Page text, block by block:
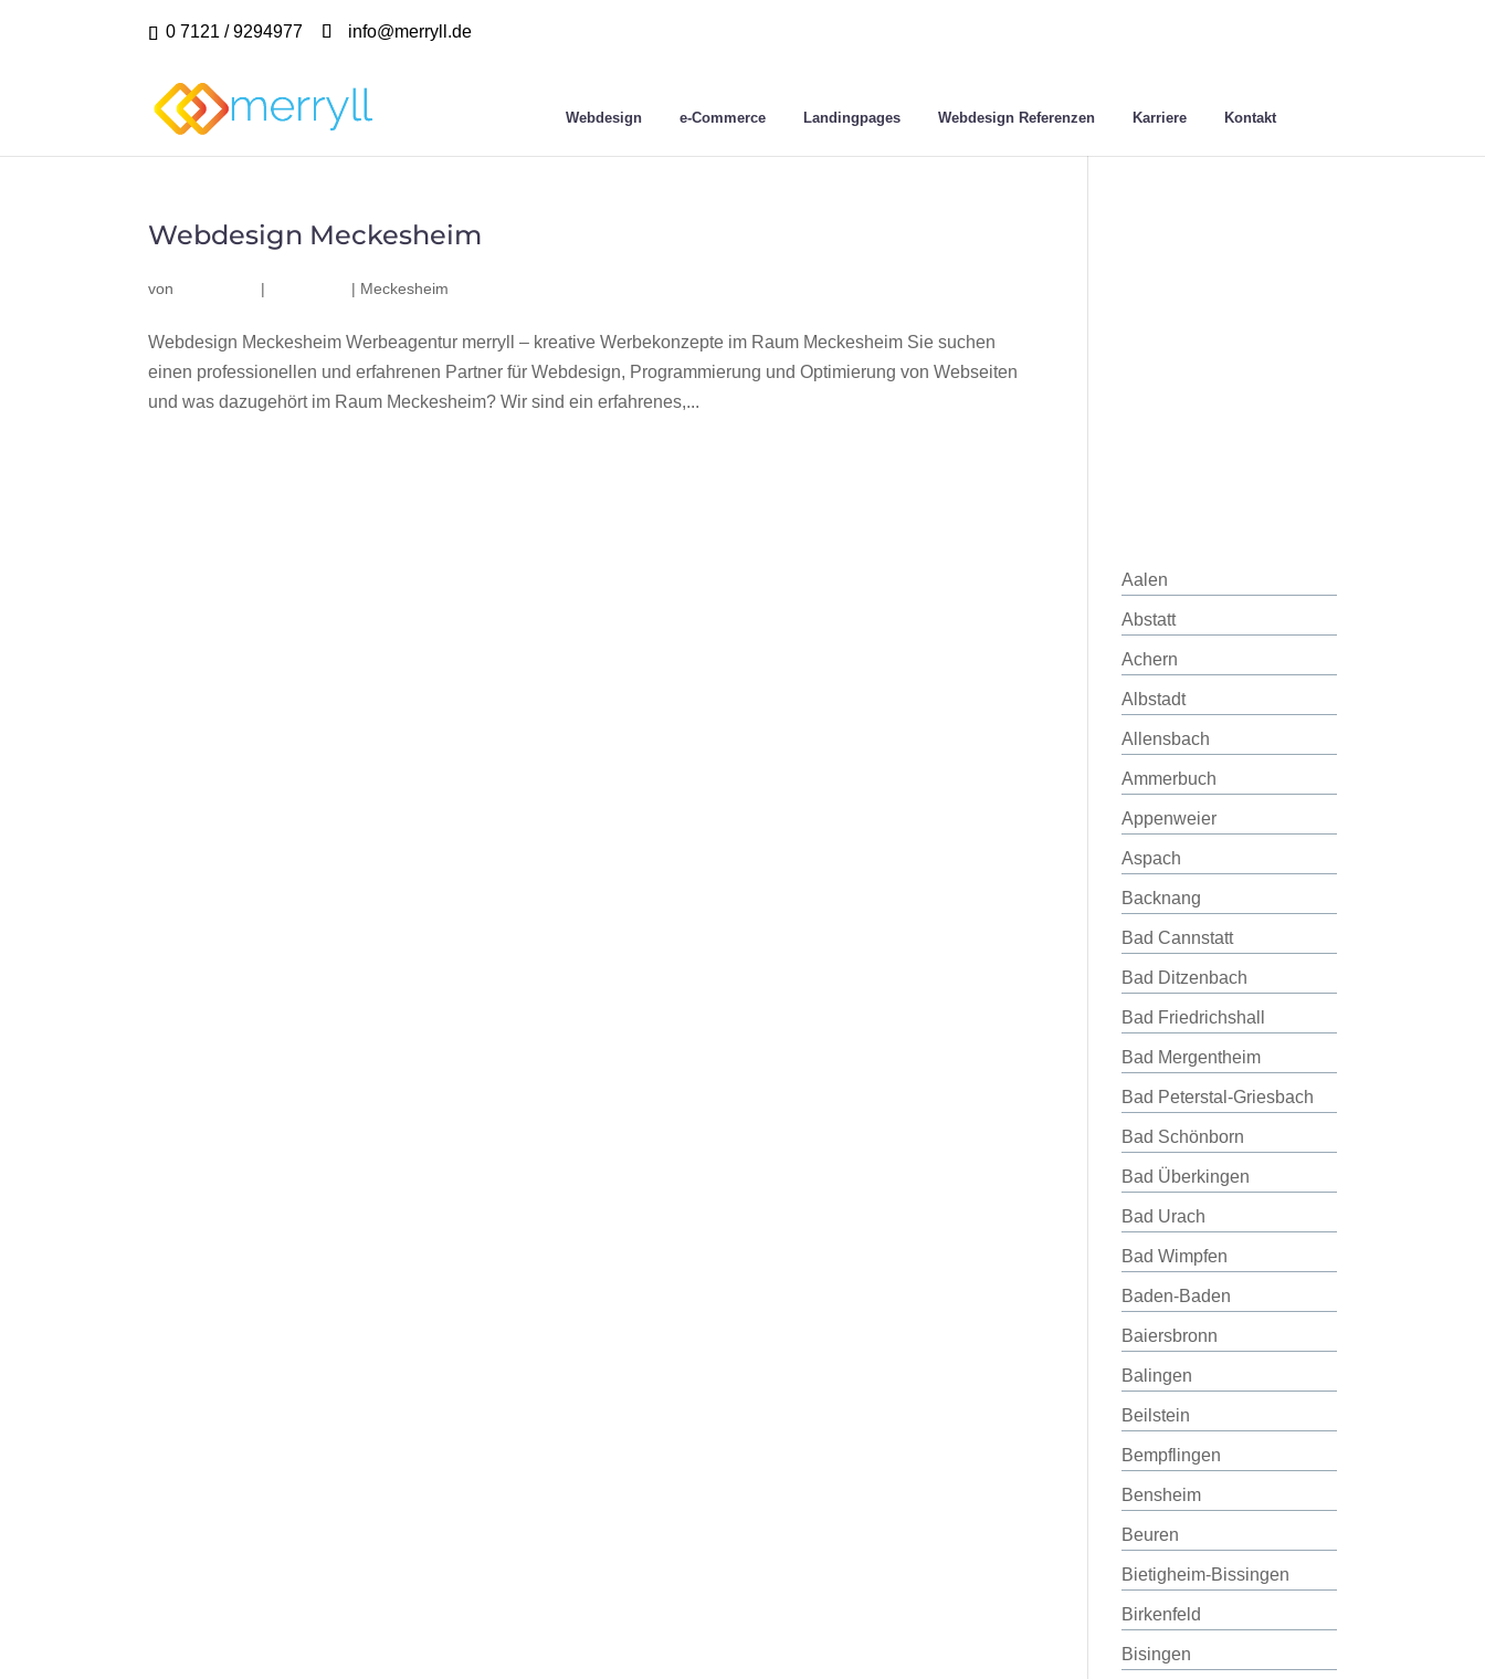
0 7121 / 9294977 info@merryll.de
Webdesign e-Commerce Landingpages Webdesign Referenzen Karriere Kontakt
Webdesign Meckesheim
von | | Meckesheim
Webdesign Meckesheim Werbeagentur merryll – kreative Werbekonzepte im Raum Meckesheim Sie suchen
einen professionellen und erfahrenen Partner für Webdesign, Programmierung und Optimierung von Webseiten
und was dazugehört im Raum Meckesheim? Wir sind ein erfahrenes,...
Aalen
Abstatt
Achern
Albstadt
Allensbach
Ammerbuch
Appenweier
Aspach
Backnang
Bad Cannstatt
Bad Ditzenbach
Bad Friedrichshall
Bad Mergentheim
Bad Peterstal-Griesbach
Bad Schönborn
Bad Überkingen
Bad Urach
Bad Wimpfen
Baden-Baden
Baiersbronn
Balingen
Beilstein
Bempflingen
Bensheim
Beuren
Bietigheim-Bissingen
Birkenfeld
Bisingen